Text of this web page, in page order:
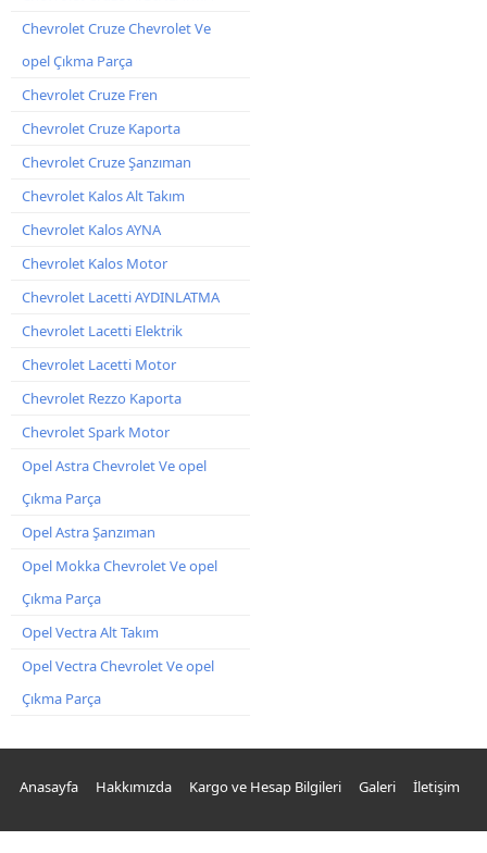
Chevrolet Cruze Chevrolet Ve
opel Çıkma Parça
Chevrolet Cruze Fren
Chevrolet Cruze Kaporta
Chevrolet Cruze Şanzıman
Chevrolet Kalos Alt Takım
Chevrolet Kalos AYNA
Chevrolet Kalos Motor
Chevrolet Lacetti AYDINLATMA
Chevrolet Lacetti Elektrik
Chevrolet Lacetti Motor
Chevrolet Rezzo Kaporta
Chevrolet Spark Motor
Opel Astra Chevrolet Ve opel
Çıkma Parça
Opel Astra Şanzıman
Opel Mokka Chevrolet Ve opel
Çıkma Parça
Opel Vectra Alt Takım
Opel Vectra Chevrolet Ve opel
Çıkma Parça
Anasayfa Hakkımızda Kargo ve Hesap Bilgileri Galeri İletişim